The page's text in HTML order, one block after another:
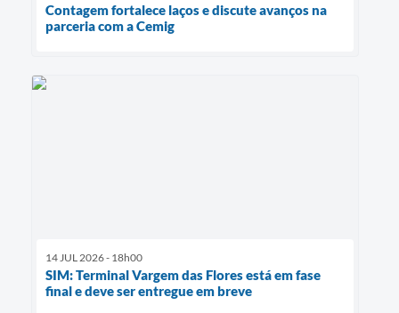
Contagem fortalece laços e discute avanços na
parceria com a Cemig
14 JUL 2026 - 18h00
SIM: Terminal Vargem das Flores está em fase
final e deve ser entregue em breve